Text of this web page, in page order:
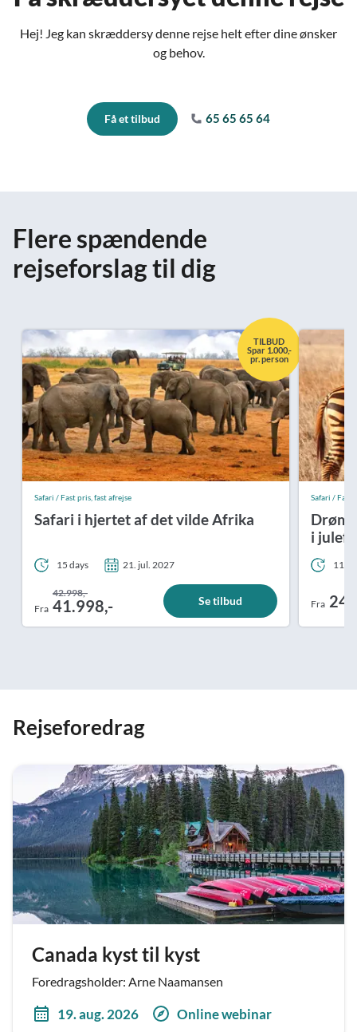
Hej! Jeg kan skræddersy denne rejse helt efter dine ønsker
og behov.
Få et tilbud 65 65 65 64
Flere spændende
rejseforslag til dig
TILBUD
Spar 1.000,-
pr. person
Safari / Fast pris, fast afrejse
Safari i hjertet af det vilde Afrika
15 days 21. jul. 2027
Fra
42.998,-
41.998,- Se tilbud
Safari / Fast
i
11
Fra
Rejseforedrag
Canada kyst til kyst
Foredragsholder: Arne Naamansen
19. aug. 2026 Online webinar